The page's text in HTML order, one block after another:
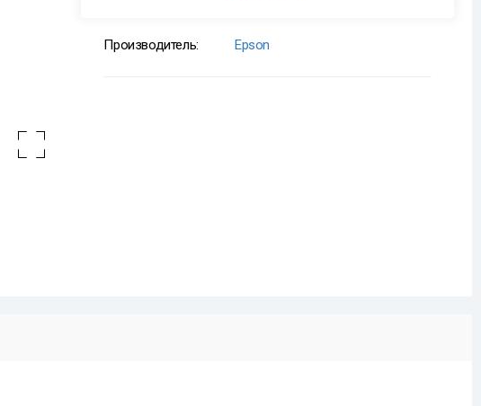
Производитель: Epson